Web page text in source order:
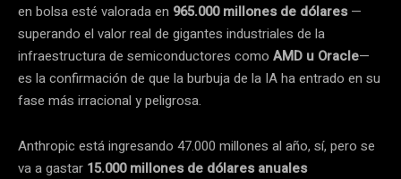
en bolsa esté valorada en 965.000 millones de dólares—
superando el valor real de gigantes industriales de la
infraestructura de semiconductores como AMD u Oracle—
es la confirmación de que la burbuja de la IA ha entrado en su
fase más irracional y peligrosa.
Anthropic está ingresando 47.000 millones al año, sí, pero se
va a gastar 15.000 millones de dólares anuales